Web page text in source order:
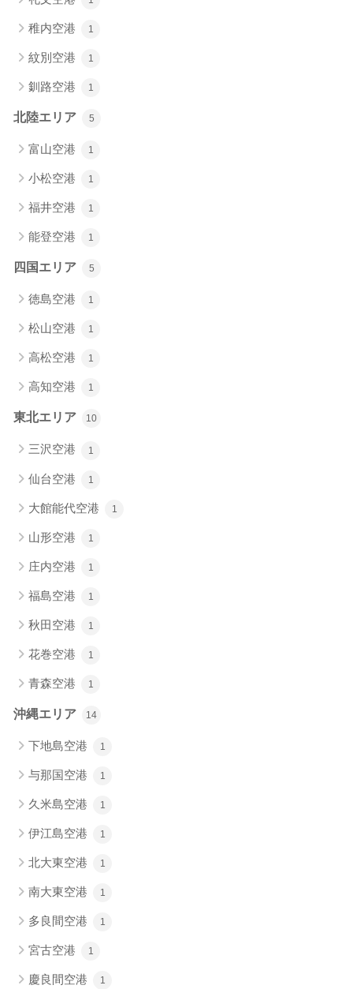
稚内空港 1
紋別空港 1
釧路空港 1
北陸エリア 5
富山空港 1
小松空港 1
福井空港 1
能登空港 1
四国エリア 5
徳島空港 1
松山空港 1
高松空港 1
高知空港 1
東北エリア 10
三沢空港 1
仙台空港 1
大館能代空港 1
山形空港 1
庄内空港 1
福島空港 1
秋田空港 1
花巻空港 1
青森空港 1
沖縄エリア 14
下地島空港 1
与那国空港 1
久米島空港 1
伊江島空港 1
北大東空港 1
南大東空港 1
多良間空港 1
宮古空港 1
慶良間空港 1